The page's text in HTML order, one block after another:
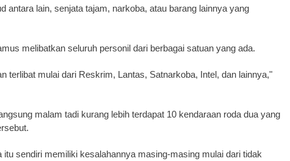
antara lain, senjata tajam, narkoba, atau barang lainnya yang
melibatkan seluruh personil dari berbagai satuan yang ada.
terlibat mulai dari Reskrim, Lantas, Satnarkoba, Intel, dan lainnya,"
malam tadi kurang lebih terdapat 10 kendaraan roda dua yang
itu sendiri memiliki kesalahannya masing-masing mulai dari tidak